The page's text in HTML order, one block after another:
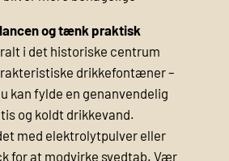
og tænk praktisk
i det historiske centrum
drikkefontæner –
kan fylde en genanvendelig
og koldt drikkevand.
med elektrolytpulver eller
for at modvirke svedtab. Vær